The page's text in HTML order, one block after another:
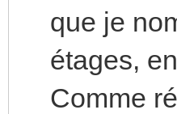
que je
étages,
Comme